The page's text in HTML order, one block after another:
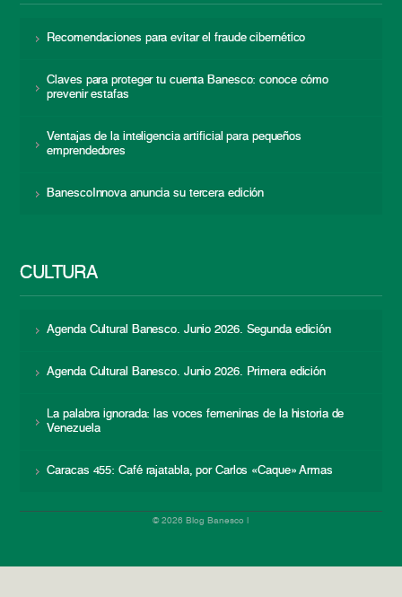
Recomendaciones para evitar el fraude cibernético
Claves para proteger tu cuenta Banesco: conoce cómo
prevenir estafas
Ventajas de la inteligencia artificial para pequeños
emprendedores
BanescoInnova anuncia su tercera edición
CULTURA
Agenda Cultural Banesco. Junio 2026. Segunda edición
Agenda Cultural Banesco. Junio 2026. Primera edición
La palabra ignorada: las voces femeninas de la historia de
Venezuela
Caracas 455: Café rajatabla, por Carlos «Caque» Armas
© 2026 Blog Banesco |